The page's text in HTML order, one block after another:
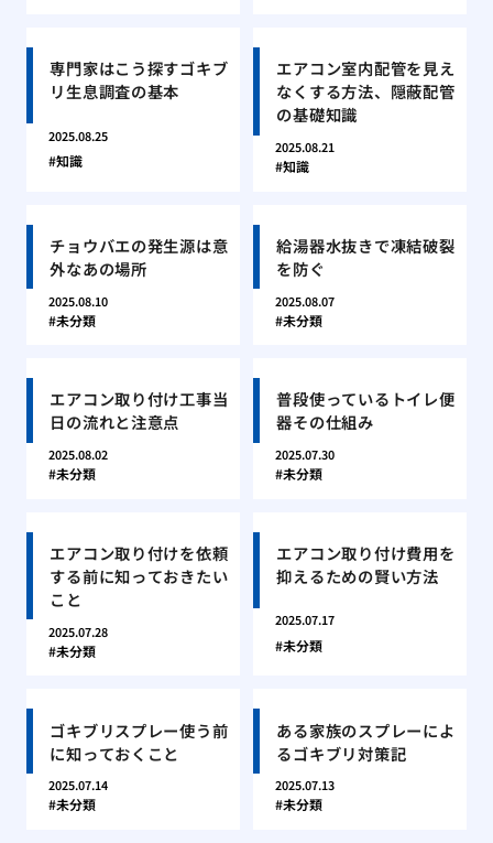
専門家はこう探すゴキブ
リ生息調査の基本
2025.08.25
知識
エアコン室内配管を見え
なくする方法、隠蔽配管
の基礎知識
2025.08.21
知識
チョウバエの発生源は意
外なあの場所
2025.08.10
未分類
給湯器水抜きで凍結破裂
を防ぐ
2025.08.07
未分類
エアコン取り付け工事当
日の流れと注意点
2025.08.02
未分類
普段使っているトイレ便
器その仕組み
2025.07.30
未分類
エアコン取り付けを依頼
する前に知っておきたい
こと
2025.07.28
未分類
エアコン取り付け費用を
抑えるための賢い方法
2025.07.17
未分類
ゴキブリスプレー使う前
に知っておくこと
2025.07.14
未分類
ある家族のスプレーによ
るゴキブリ対策記
2025.07.13
未分類